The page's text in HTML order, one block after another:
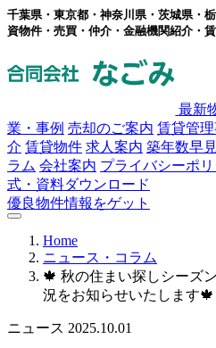
千葉県・東京都・神奈川県・茨城県・
資物件・売買・仲介・金融機関紹介・
最新
業・事例 売却のご案内 賃貸管
介 賃貸物件 求人案内 築年数早
ラム 会社案内 プライバシーポ
式・資料ダウンロード
優良物件情報をゲット
Home
ニュース・コラム
🍁 秋の住まい探しシーズ
況をお知らせいたします🍁
ニュース 2025.10.01